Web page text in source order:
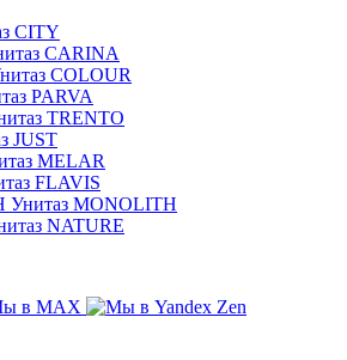
CITY
CARINA
COLOUR
PARVA
TRENTO
JUST
MELAR
FLAVIS
Унитаз MONOLITH
NATURE